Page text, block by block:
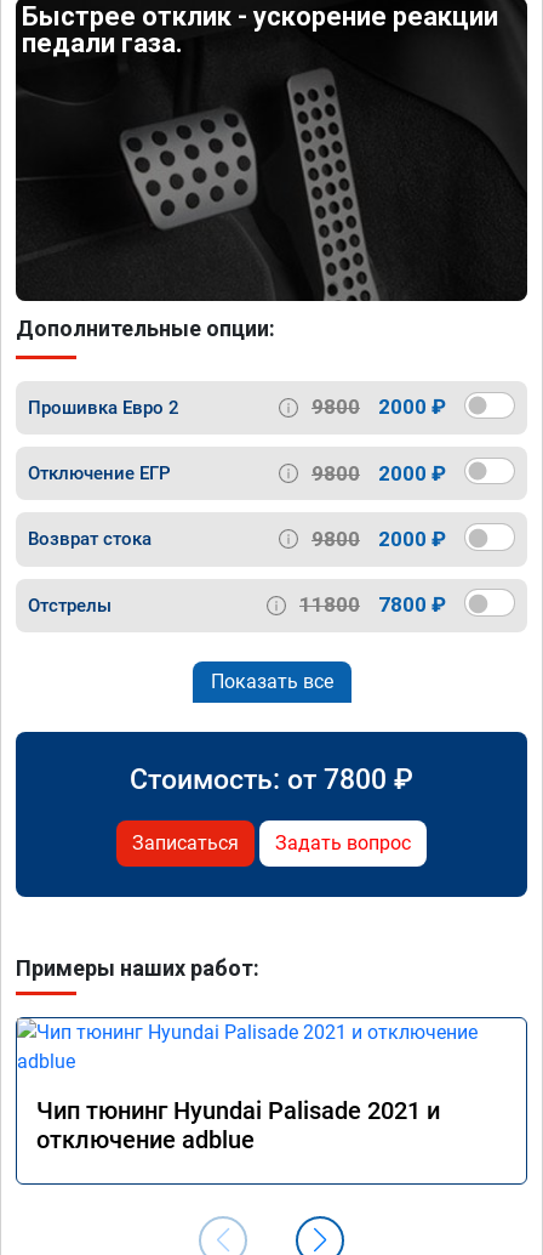
Быстрее отклик - ускорение реакции
педали газа.
Дополнительные опции:
Прошивка Евро 2 9800 2000 ₽
Отключение ЕГР 9800 2000 ₽
Возврат стока 9800 2000 ₽
Отстрелы 11800 7800 ₽
Показать все
Стоимость: от 7800 ₽
Записаться Задать вопрос
Примеры наших работ:
Чип тюнинг Hyundai Palisade 2021 и
отключение adblue